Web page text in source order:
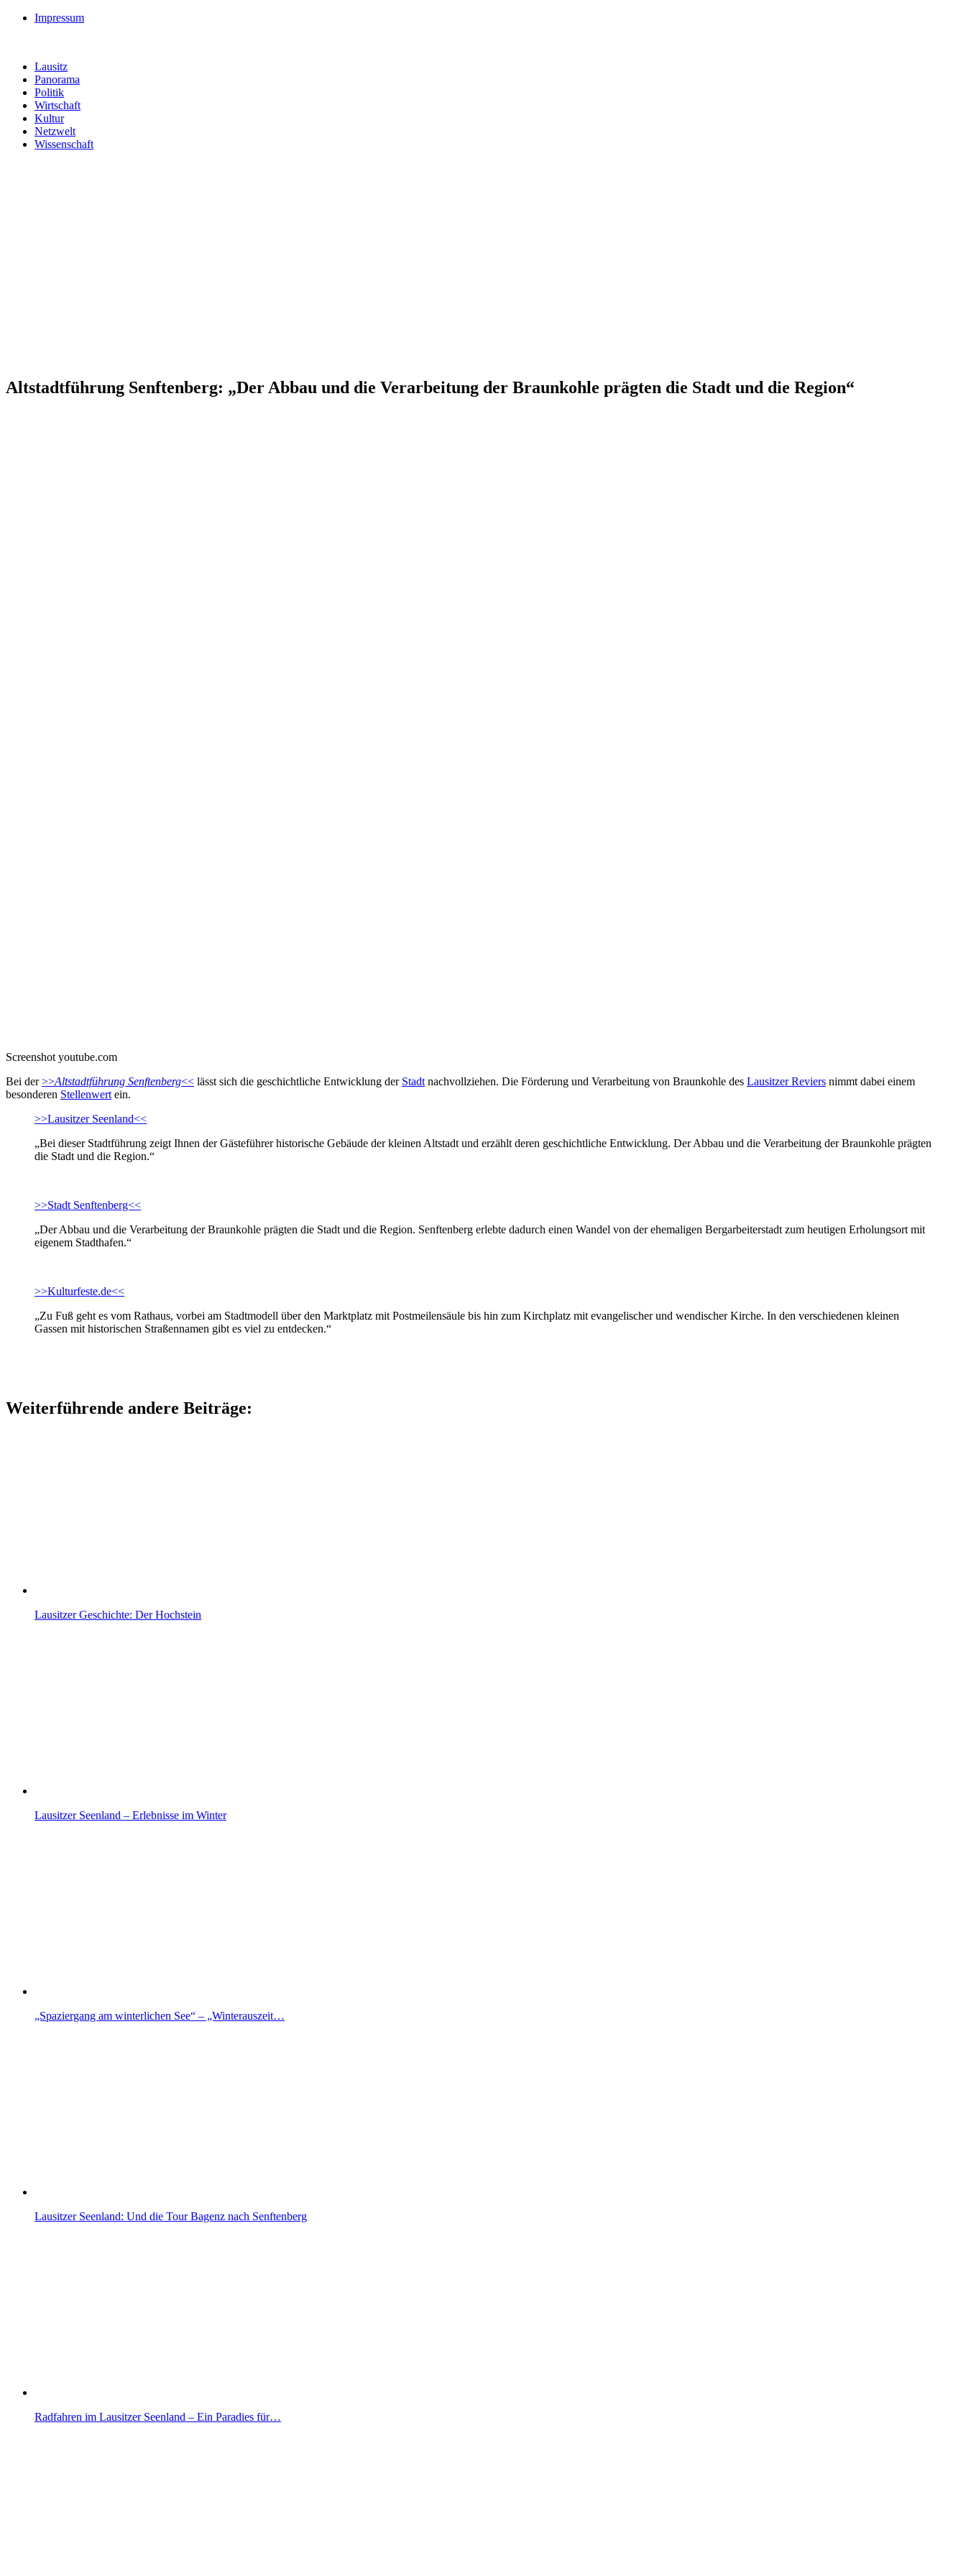
Impressum
Lausitz
Panorama
Politik
Wirtschaft
Kultur
Netzwelt
Wissenschaft
Altstadtführung Senftenberg: „Der Abbau und die Verarbeitung der Braunkohle prägten die Stadt und die Region“
Screenshot youtube.com
Bei der>>Altstadtführung Senftenberg<< lässt sich die geschichtliche Entwicklung der Stadt nachvollziehen. Die Förderung und Verarbeitung von Braunkohle des Lausitzer Reviers nimmt dabei einem
besonderen Stellenwert ein.
>>Lausitzer Seenland<<
„Bei dieser Stadtführung zeigt Ihnen der Gästeführer historische Gebäude der kleinen Altstadt und erzählt deren geschichtliche Entwicklung. Der Abbau und die Verarbeitung der Braunkohle prägten
die Stadt und die Region.“
>>Stadt Senftenberg<<
„Der Abbau und die Verarbeitung der Braunkohle prägten die Stadt und die Region. Senftenberg erlebte dadurch einen Wandel von der ehemaligen Bergarbeiterstadt zum heutigen Erholungsort mit
eigenem Stadthafen.“
>>Kulturfeste.de<<
„Zu Fuß geht es vom Rathaus, vorbei am Stadtmodell über den Marktplatz mit Postmeilensäule bis hin zum Kirchplatz mit evangelischer und wendischer Kirche. In den verschiedenen kleinen
Gassen mit historischen Straßennamen gibt es viel zu entdecken.“
Weiterführende andere Beiträge:
Lausitzer Geschichte: Der Hochstein
Lausitzer Seenland – Erlebnisse im Winter
„Spaziergang am winterlichen See“ – „Winterauszeit…
Lausitzer Seenland: Und die Tour Bagenz nach Senftenberg
Radfahren im Lausitzer Seenland – Ein Paradies für…